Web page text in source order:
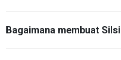
Bagaimana membuat